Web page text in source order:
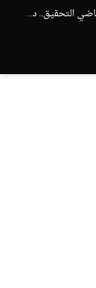
أيت منا: “كاع لي كانو كيساعدو الوداد عيط ليهم قاضي التحقيق.. دابا حتى شي واحد ما بقا باغي يعاون”